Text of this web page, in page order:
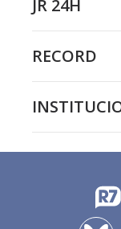
JR 24H
RECORD